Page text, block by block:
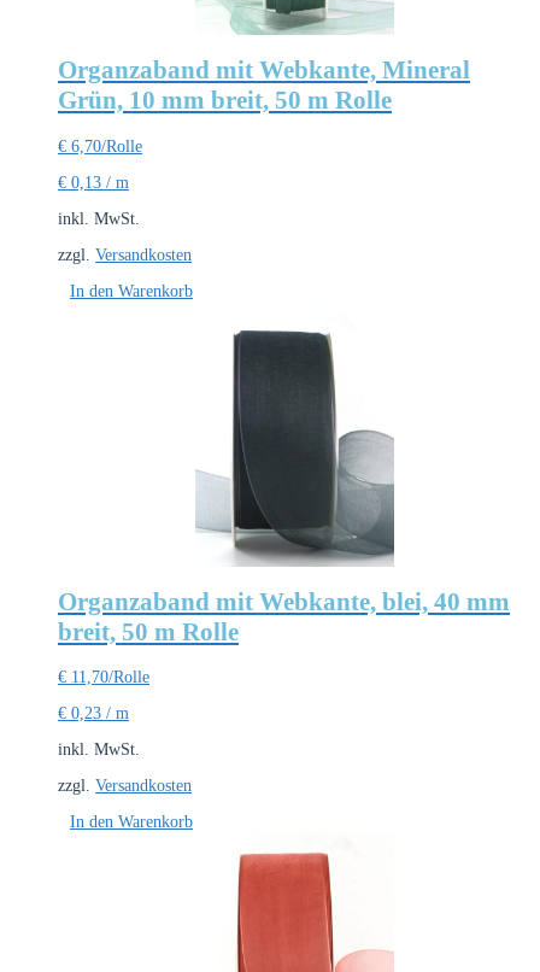
Organzaband mit Webkante, Mineral
Grün, 10 mm breit, 50 m Rolle
€ 6,70/Rolle
€ 0,13 / m
inkl. MwSt.
zzgl. Versandkosten
In den Warenkorb
Organzaband mit Webkante, blei, 40 mm
breit, 50 m Rolle
€ 11,70/Rolle
€ 0,23 / m
inkl. MwSt.
zzgl. Versandkosten
In den Warenkorb